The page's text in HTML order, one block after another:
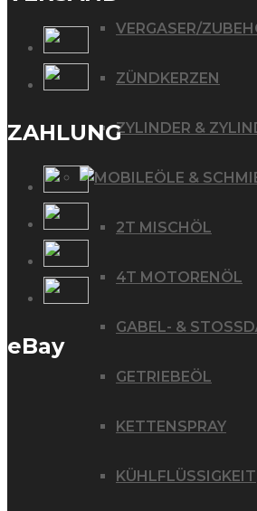
VERGASER/
ZÜNDKERZEN
ZYLINDER &
ÖLE &
2T MISCHÖL
4T MOTORENÖL
GABEL- &
GETRIEBEÖL
KETTENSPRAY
KÜHLFLÜSSIGKEIT
ZAHLUNG
eBay